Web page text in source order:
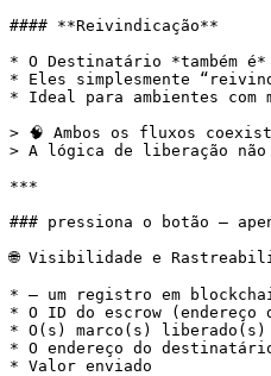
#### **Reivindicação**
* O Destinatário *também
* Eles simplesmente
* Ideal para ambientes com
> 🧠 Ambos os fluxos
> A lógica de liberação não
***
### pressiona o botão —
🌐 Visibilidade e
* — um registro em
* O ID do escrow (endereço
* O(s) marco(s) liberado(s)
* O endereço do
* Valor enviado